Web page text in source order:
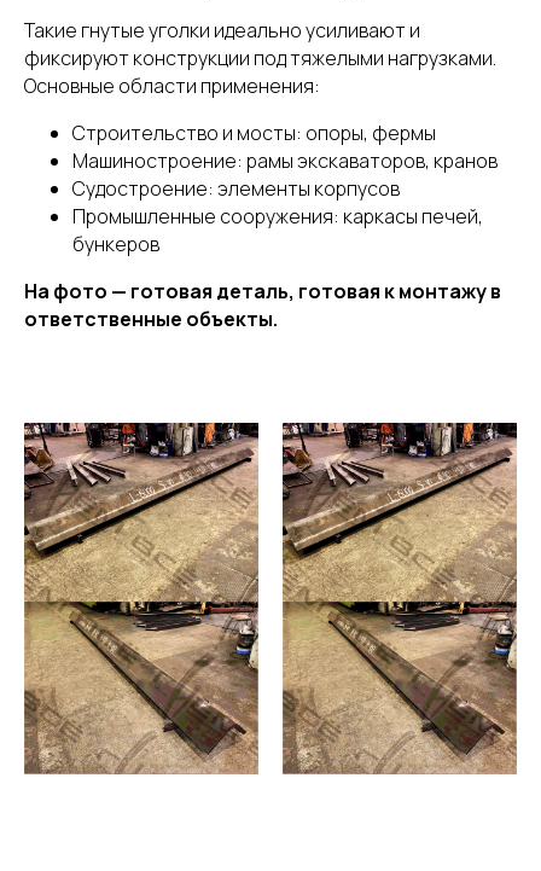
Такие гнутые уголки идеально усиливают и
фиксируют конструкции под тяжелыми нагрузками.
Основные области применения:
Строительство и мосты: опоры, фермы
Машиностроение: рамы экскаваторов, кранов
Судостроение: элементы корпусов
Промышленные сооружения: каркасы печей,
бункеров
На фото — готовая деталь, готовая к монтажу в
ответственные объекты.
Обратный звонок
ИНФОРМАЦИЯ
КОНТАКТЫ
Оборудование
Услуги
О нас
Наши работы
Прайс
Видео
Вакансии
Статьи